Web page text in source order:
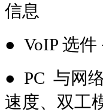
信息
● VoIP 选件
● PC 与网
速度、双工